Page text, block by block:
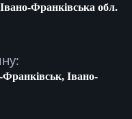
Франківська обл.
Івано-